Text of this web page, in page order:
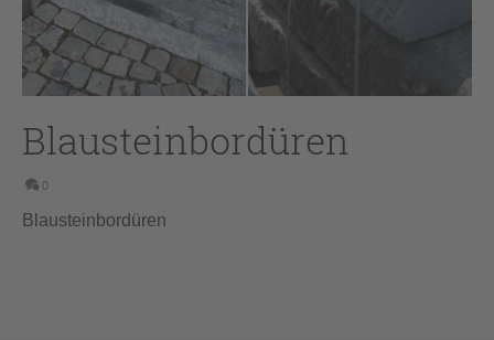
Blausteinbordüren
0
Blausteinbordüren